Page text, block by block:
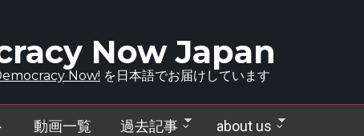
Now Japan
Now! を日本語でお届けしています
動画一覧 過去記事 about us